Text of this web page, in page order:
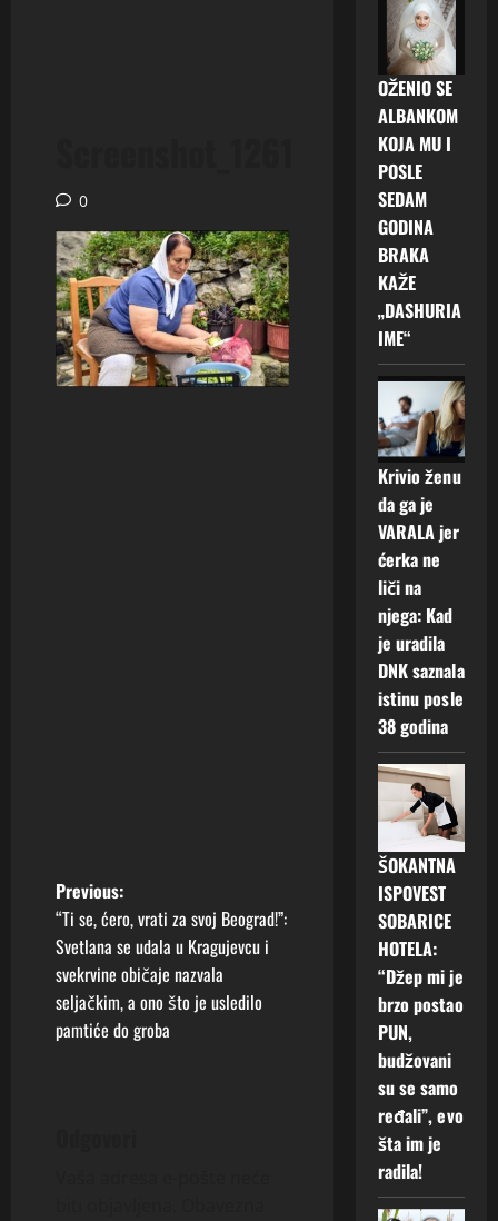
0
P
o
s
t
Previous:
“Ti se, ćero, vrati za svoj Beograd!”:
Svetlana se udala u Kragujevcu i
svekrvine običaje nazvala
seljačkim, a ono što je usledilo
pamtiće do groba
OŽENIO SE
ALBANKOM
KOJA MU I
POSLE
SEDAM
GODINA
BRAKA
KAŽE
„DASHURIA
IME“
Krivio ženu
da ga je
VARALA jer
ćerka ne
liči na
njega: Kad
je uradila
DNK saznala
istinu posle
38 godina
ŠOKANTNA
ISPOVEST
SOBARICE
HOTELA:
“Džep mi je
brzo postao
PUN,
budžovani
su se samo
ređali”, evo
šta im je
radila!